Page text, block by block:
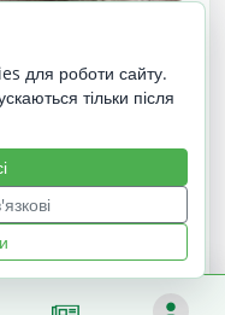
Перун
для роботи сайту.
тільки після